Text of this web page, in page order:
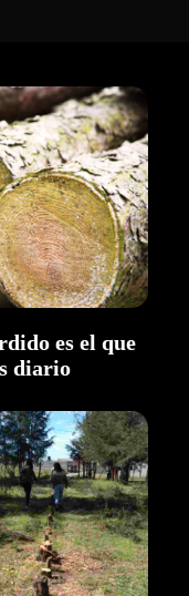
es el que
diario